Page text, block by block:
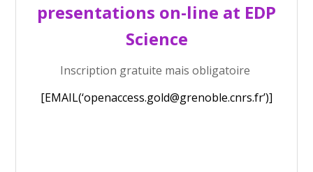
presentations on-line at EDP
Science
Inscription gratuite mais obligatoire
[EMAIL(‘openaccess.gold@grenoble.cnrs.fr’)]